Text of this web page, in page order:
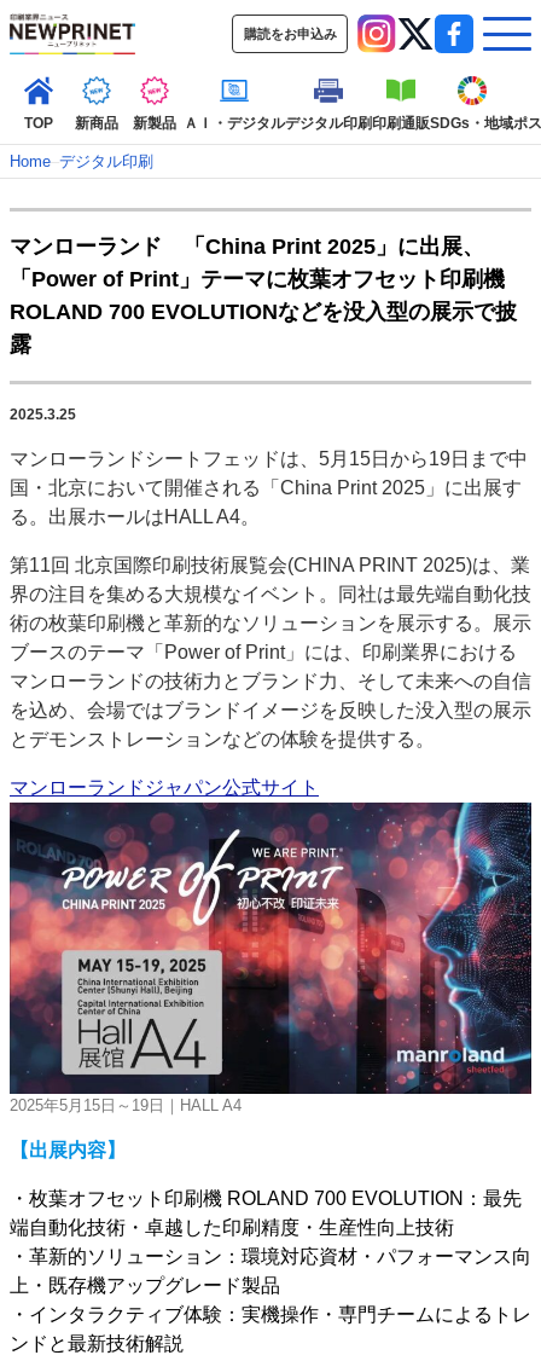
購読をお申込み
TOP 新商品 新製品 ＡＩ・デジタルデジタル印刷印刷通販SDGs・地域ポ
新着記事 特集記事
動画コンテンツ
インタビュー
コレクション
カテゴリー一覧
新商品 新製品 ＡＩ・デジタル デジタル印刷
印刷通販
SDGs・地域
特集記事カテゴリー一覧
特集・デジタル印刷 アイデアで勝負！ ～多様なビジネス・多彩な商材～
JAPAN PACK 2023 特集
中古印刷機・製本機特集
2022 検査・校正特集
特集・デジタル印刷 ～ 新成長軌道を描く
案内
発刊案内
JFPI印刷用語集 印刷機材年鑑
会社案内
購読・購入申し込み
サイトポリシー
お問い合わせ
Home–デジタル印刷
マンローランド 「China Print 2025」に出展、
「Power of Print」テーマに枚葉オフセット印刷機
ROLAND 700 EVOLUTIONなどを没入型の展示で披
露
2025.3.25
マンローランドシートフェッドは、5月15日から19日まで中
国・北京において開催される「China Print 2025」に出展す
る。出展ホールはHALL A4。
第11回 北京国際印刷技術展覧会(CHINA PRINT 2025)は、業
界の注目を集める大規模なイベント。同社は最先端自動化技
術の枚葉印刷機と革新的なソリューションを展示する。展示
ブースのテーマ「Power of Print」には、印刷業界における
マンローランドの技術力とブランド力、そして未来への自信
を込め、会場ではブランドイメージを反映した没入型の展示
とデモンストレーションなどの体験を提供する。
マンローランドジャパン公式サイト
2025年5月15日～19日｜HALL A4
【出展内容】
・枚葉オフセット印刷機 ROLAND 700 EVOLUTION：最先
端自動化技術・卓越した印刷精度・生産性向上技術
・革新的ソリューション：環境対応資材・パフォーマンス向
上・既存機アップグレード製品
・インタラクティブ体験：実機操作・専門チームによるトレ
ンドと最新技術解説